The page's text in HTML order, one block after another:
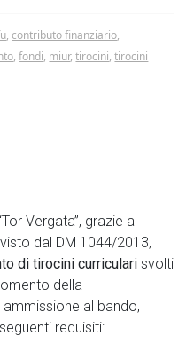
,contributo finanziario,
,fondi, miur,tirocini,tirocini
Vergata”, grazie al
dal DM 1044/2013,
di tirocini curriculari svolti
della
al bando,
requisiti: